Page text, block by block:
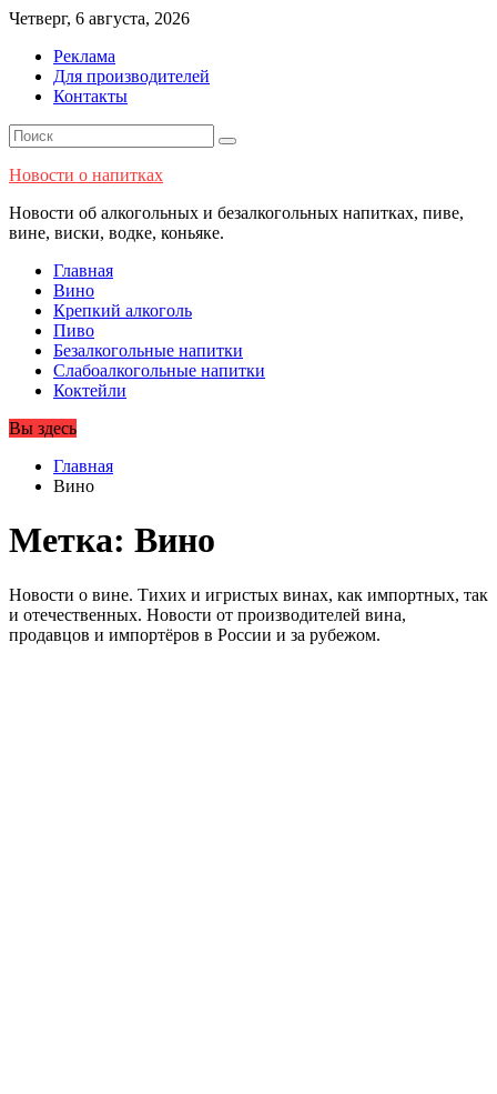
Перейти
содержимому
Четверг, 6 августа, 2026
Реклама
Для производителей
Контакты
Новости о напитках
Новости об алкогольных и безалкогольных напитках, пиве,
вине, виски, водке, коньяке.
Главная
Вино
Крепкий алкоголь
Пиво
Безалкогольные напитки
Слабоалкогольные напитки
Коктейли
Вы здесь
Главная
Вино
Метка: Вино
Новости о вине. Тихих и игристых винах, как импортных, так
и отечественных. Новости от производителей вина,
продавцов и импортёров в России и за рубежом.